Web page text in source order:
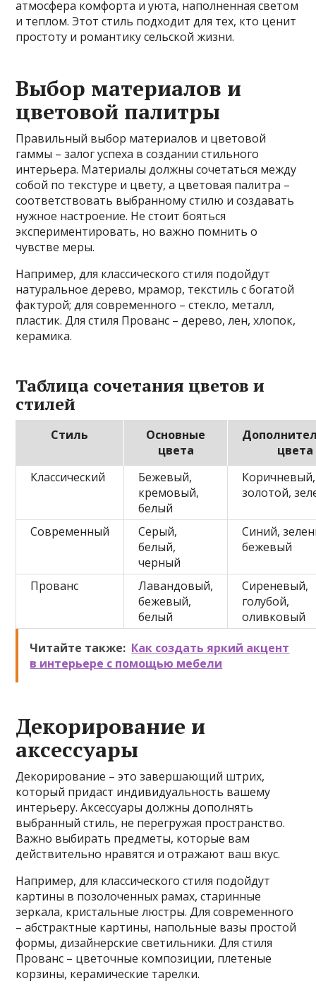
атмосфера комфорта и уюта, наполненная светом
и теплом. Этот стиль подходит для тех, кто ценит
простоту и романтику сельской жизни.
Выбор материалов и
цветовой палитры
Правильный выбор материалов и цветовой
гаммы – залог успеха в создании стильного
интерьера. Материалы должны сочетаться между
собой по текстуре и цвету, а цветовая палитра –
соответствовать выбранному стилю и создавать
нужное настроение. Не стоит бояться
экспериментировать, но важно помнить о
чувстве меры.
Например, для классического стиля подойдут
натуральное дерево, мрамор, текстиль с богатой
фактурой; для современного – стекло, металл,
пластик. Для стиля Прованс – дерево, лен, хлопок,
керамика.
Таблица сочетания цветов и
стилей
Стиль
Основные
цвета
цвета
Классический
Бежевый,
кремовый,
белый
Коричневый,
золотой,
Современный
Серый,
белый,
черный
Синий,
бежевый
Прованс
Лавандовый,
бежевый,
белый
Сиреневый,
голубой,
оливковый
Читайте также: Как создать яркий акцент
в интерьере с помощью мебели
Декорирование и
аксессуары
Декорирование – это завершающий штрих,
который придаст индивидуальность вашему
интерьеру. Аксессуары должны дополнять
выбранный стиль, не перегружая пространство.
Важно выбирать предметы, которые вам
действительно нравятся и отражают ваш вкус.
Например, для классического стиля подойдут
картины в позолоченных рамах, старинные
зеркала, кристальные люстры. Для современного
– абстрактные картины, напольные вазы простой
формы, дизайнерские светильники. Для стиля
Прованс – цветочные композиции, плетеные
корзины, керамические тарелки.